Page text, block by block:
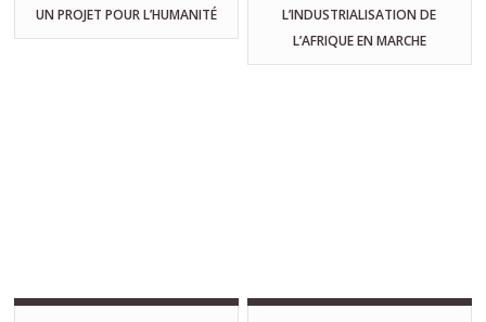
UN PROJET POUR L’HUMANITÉ
L’INDUSTRIALISATION DE
L’AFRIQUE EN MARCHE